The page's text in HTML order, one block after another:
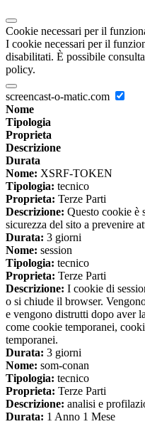
Cookie necessari per il
I cookie necessari per il
disabilitati. È possibile
policy.
screencast-o-matic.com
Nome
Tipologia
Proprieta
Descrizione
Durata
Nome: XSRF-TOKEN
Tipologia: tecnico
Proprieta: Terze Parti
Descrizione: Questo cookie è
sicurezza del sito a prevenire
Durata: 3 giorni
Nome: session
Tipologia: tecnico
Proprieta: Terze Parti
Descrizione: I cookie di
o si chiude il browser.
e vengono distrutti dopo aver
come cookie temporanei,
temporanei.
Durata: 3 giorni
Nome: som-conan
Tipologia: tecnico
Proprieta: Terze Parti
Descrizione: analisi e
Durata: 1 Anno 1 Mese